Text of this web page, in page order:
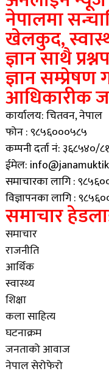
नेपालमा
खेलकुद,
ज्ञान साथै
ज्ञान सम्प्रेषण
आधिकारीक
कार्यालय: चितवन, नेपाल
फोन : ९८५६०००५८५
कम्पनी दर्ता नं: ३६८५४०/
ईमेल:
समाचारका लागि :
विज्ञापनका लागि :
समाचार
समाचार
राजनीति
आर्थिक
स्वास्थ्य
शिक्षा
कला साहित्य
घटनाक्रम
जनताको आवाज
नेपाल सेरोफेरो